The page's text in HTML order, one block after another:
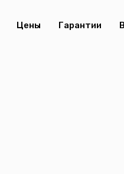
Цены Гарантии